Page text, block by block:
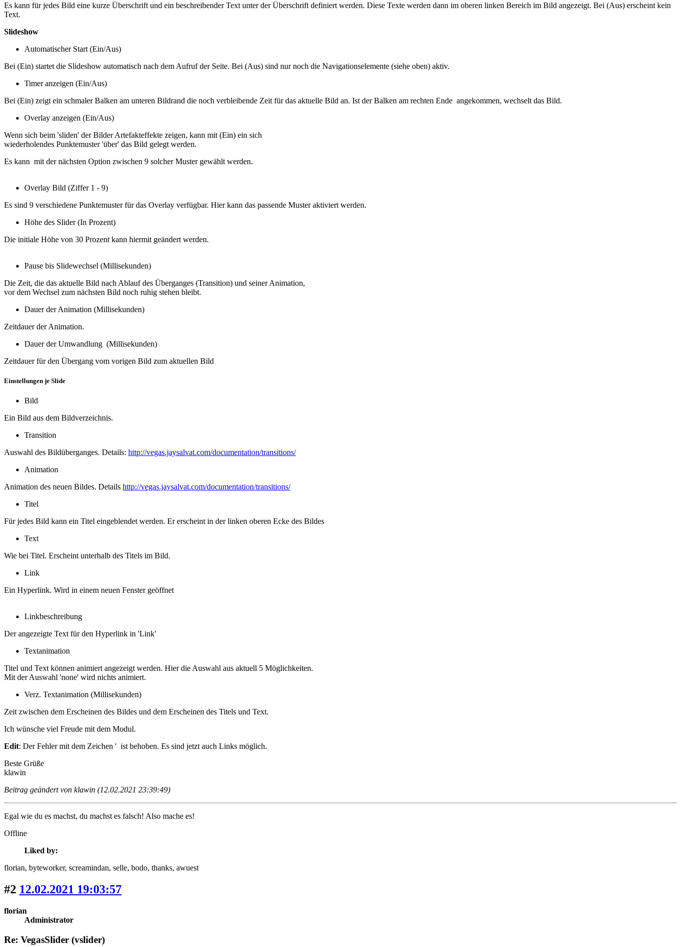
Es kann für jedes Bild eine kurze Überschrift und ein beschreibender Text unter der Überschrift definiert werden. Diese Texte werden dann im oberen linken Bereich im Bild angezeigt. Bei (Aus) erscheint kein
Text.
Slideshow
Automatischer Start (Ein/Aus)
Bei (Ein) startet die Slideshow automatisch nach dem Aufruf der Seite. Bei (Aus) sind nur noch die Navigationselemente (siehe oben) aktiv.
Timer anzeigen (Ein/Aus)
Bei (Ein) zeigt ein schmaler Balken am unteren Bildrand die noch verbleibende Zeit für das aktuelle Bild an. Ist der Balken am rechten Ende angekommen, wechselt das Bild.
Overlay anzeigen (Ein/Aus)
Wenn sich beim 'sliden' der Bilder Artefakteffekte zeigen, kann mit (Ein) ein sich
wiederholendes Punktemuster 'über' das Bild gelegt werden.
Es kann mit der nächsten Option zwischen 9 solcher Muster gewählt werden.
Overlay Bild (Ziffer 1 - 9)
Es sind 9 verschiedene Punktemuster für das Overlay verfügbar. Hier kann das passende Muster aktiviert werden.
Höhe des Slider (In Prozent)
Die initiale Höhe von 30 Prozent kann hiermit geändert werden.
Pause bis Slidewechsel (Millisekunden)
Die Zeit, die das aktuelle Bild nach Ablauf des Überganges (Transition) und seiner Animation,
vor dem Wechsel zum nächsten Bild noch ruhig stehen bleibt.
Dauer der Animation (Millisekunden)
Zeitdauer der Animation.
Dauer der Umwandlung (Millisekunden)
Zeitdauer für den Übergang vom vorigen Bild zum aktuellen Bild
Einstellungen je Slide
Bild
Ein Bild aus dem Bildverzeichnis.
Transition
Auswahl des Bildüberganges. Details: http://vegas.jaysalvat.com/documentation/transitions/
Animation
Animation des neuen Bildes. Details http://vegas.jaysalvat.com/documentation/transitions/
Titel
Für jedes Bild kann ein Titel eingeblendet werden. Er erscheint in der linken oberen Ecke des Bildes
Text
Wie bei Titel. Erscheint unterhalb des Titels im Bild.
Link
Ein Hyperlink. Wird in einem neuen Fenster geöffnet
Linkbeschreibung
Der angezeigte Text für den Hyperlink in 'Link'
Textanimation
Titel und Text können animiert angezeigt werden. Hier die Auswahl aus aktuell 5 Möglichkeiten.
Mit der Auswahl 'none' wird nichts animiert.
Verz. Textanimation (Millisekunden)
Zeit zwischen dem Erscheinen des Bildes und dem Erscheinen des Titels und Text.
Ich wünsche viel Freude mit dem Modul.
Edit: Der Fehler mit dem Zeichen ' ist behoben. Es sind jetzt auch Links möglich.
Beste Grüße
klawin
Beitrag geändert von klawin (12.02.2021 23:39:49)
Egal wie du es machst, du machst es falsch! Also mache es!
Offline
Liked by:
florian, byteworker, screamindan, selle, bodo, thanks, awuest
#2 12.02.2021 19:03:57
florian
Administrator
Re: VegasSlider (vslider)